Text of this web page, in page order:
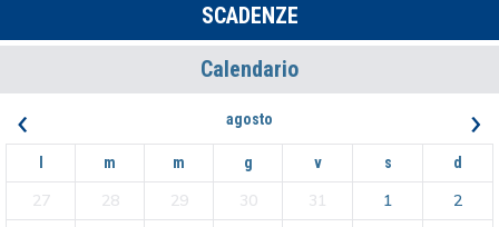
SCADENZE
Calendario
‹ agosto ›
m m g v s d
27 28 29 30 31 1
2